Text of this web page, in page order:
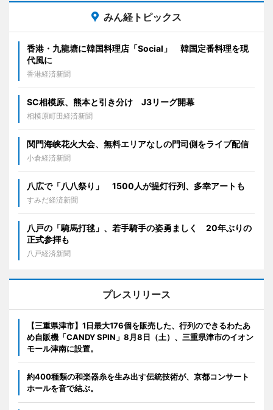
みん経トピックス
香港・九龍塘に韓国料理店「Social」 韓国定番料理を現
代風に
香港経済新聞
SC相模原、熊本と引き分け J3リーグ開幕
相模原町田経済新聞
関門海峡花火大会、無料エリアなしの門司側をライブ配信
小倉経済新聞
八広で「八八祭り」 1500人が提灯行列、多幸アートも
すみだ経済新聞
八戸の「騎馬打毬」、若手騎手の姿勇ましく 20年ぶりの
正式参拝も
八戸経済新聞
プレスリリース
【三重県津市】1日最大176個を販売した、行列のできるわたあ
め自販機「CANDY SPIN」8月8日（土）、三重県津市のイオン
モール津南に設置。
約400種類の和楽器糸を生み出す伝統技術が、京都コンサート
ホールを音で結ぶ。